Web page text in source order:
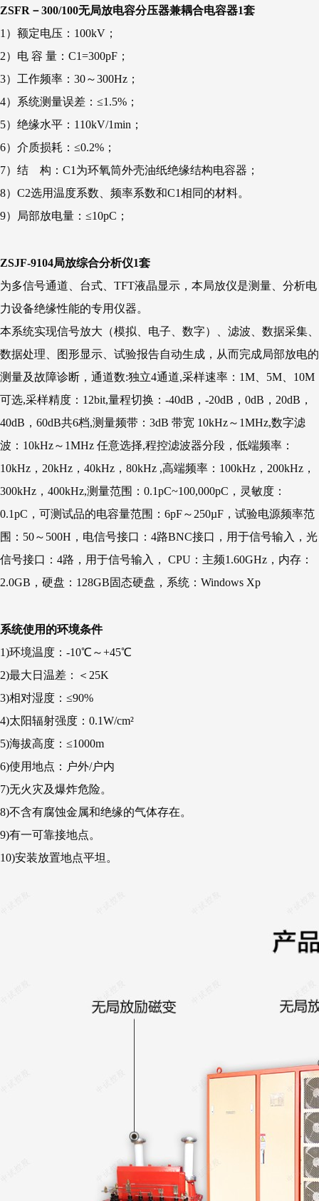
ZSFR－300/100无局放电容分压器兼耦合电容器1套
1）额定电压：100kV；
2）电 容 量：C1=300pF；
3）工作频率：30～300Hz；
4）系统测量误差：≤1.5%；
5）绝缘水平：110kV/1min；
6）介质损耗：≤0.2%；
7）结 构：C1为环氧筒外壳油纸绝缘结构电容器；
8）C2选用温度系数、频率系数和C1相同的材料。
9）局部放电量：≤10pC；
ZSJF-9104局放综合分析仪1套
为多信号通道、台式、TFT液晶显示，本局放仪是测量、分析电
力设备绝缘性能的专用仪器。
本系统实现信号放大（模拟、电子、数字）、滤波、数据采集、
数据处理、图形显示、试验报告自动生成，从而完成局部放电的
测量及故障诊断，通道数:独立4通道,采样速率：1M、5M、10M
可选,采样精度：12bit,量程切换：-40dB，-20dB，0dB，20dB，
40dB，60dB共6档,测量频带：3dB 带宽 10kHz～1MHz,数字滤
波：10kHz～1MHz 任意选择,程控滤波器分段，低端频率：
10kHz，20kHz，40kHz，80kHz ,高端频率：100kHz，200kHz，
300kHz，400kHz,测量范围：0.1pC~100,000pC，灵敏度：
0.1pC，可测试品的电容量范围：6pF～250µF，试验电源频率范
围：50～500H，电信号接口：4路BNC接口，用于信号输入，光
信号接口：4路，用于信号输入， CPU：主频1.60GHz，内存：
2.0GB，硬盘：128GB固态硬盘，系统：Windows Xp
系统使用的环境条件
1)环境温度：-10℃～+45℃
2)最大日温差：＜25K
3)相对湿度：≤90%
4)太阳辐射强度：0.1W/cm²
5)海拔高度：≤1000m
6)使用地点：户外/户内
7)无火灾及爆炸危险。
8)不含有腐蚀金属和绝缘的气体存在。
9)有一可靠接地点。
10)安装放置地点平坦。